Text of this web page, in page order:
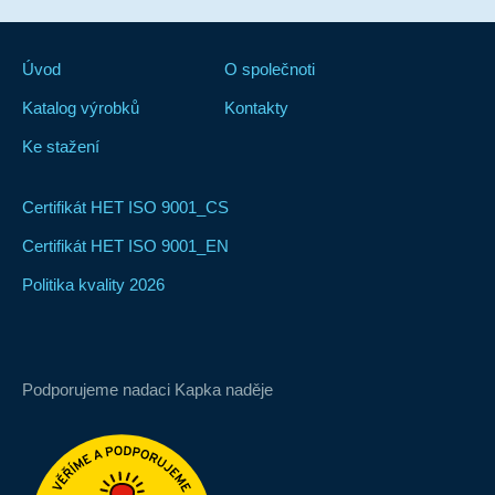
Úvod
Katalog výrobků
Ke stažení
O společnoti
Kontakty
Certifikát HET ISO 9001_CS
Certifikát HET ISO 9001_EN
Politika kvality 2026
Podporujeme nadaci Kapka naděje